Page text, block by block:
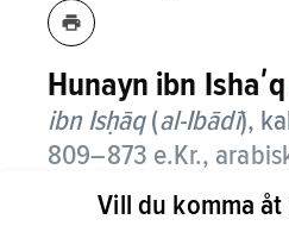
Hunayn ibn Ishaʹq
ibn Isḥāq(al-Ibādī),
809–873 e.Kr.,
Hunayn ibn Ishaq
Vill du komma